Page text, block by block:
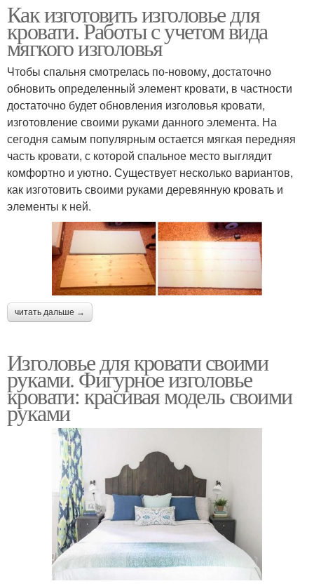
Как изготовить изголовье для
кровати. Работы с учетом вида
мягкого изголовья
Чтобы спальня смотрелась по-новому, достаточно
обновить определенный элемент кровати, в частности
достаточно будет обновления изголовья кровати,
изготовление своими руками данного элемента. На
сегодня самым популярным остается мягкая передняя
часть кровати, с которой спальное место выглядит
комфортно и уютно. Существует несколько вариантов,
как изготовить своими руками деревянную кровать и
элементы к ней.
читать дальше →
Изголовье для кровати своими
руками. Фигурное изголовье
кровати: красивая модель своими
руками